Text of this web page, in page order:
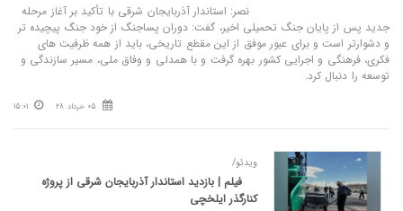
نصر: استاندار آذربایجان شرقی با تأکید بر آغاز مرحله
جدید پس از پایان جنگ تحمیلی اخیر، گفت: دوران پساجنگ از خود جنگ پیچیده‌ تر
و دشوارتر است و برای عبور موفق از این مقطع تاریخی، باید از همه ظرفیت ‌های
فکری، فرهنگی و اجرایی کشور بهره گرفت و با همدلی و وفاق ملی، مسیر سازندگی و
توسعه را دنبال کرد.
05 خرداد 28 15:01
ویدئو/
فیلم | بازدید استاندار آذربایجان شرقی از پروژه
کنارگذر ایلخچی